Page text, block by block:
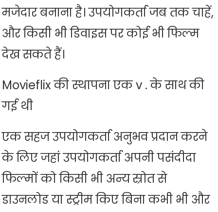
मजेदार बनाना है। उपयोगकर्ता जब तक चाहें,
और किसी भी डिवाइस पर कोई भी फिल्म
देख सकते हैं।
Movieflix की स्थापना एक v . के साथ की
गई थी
एक सहज उपयोगकर्ता अनुभव प्रदान करने
के लिए जहां उपयोगकर्ता अपनी पसंदीदा
फिल्मों को किसी भी अन्य स्रोत से
डाउनलोड या स्ट्रीम किए बिना कभी भी और